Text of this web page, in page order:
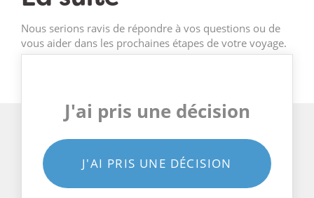
Nous serions ravis de répondre à vos questions ou de
vous aider dans les prochaines étapes de votre voyage.
J'ai pris une décision
J'AI PRIS UNE DÉCISION